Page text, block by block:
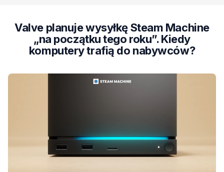
Valve planuje wysyłkę Steam Machine
„na początku tego roku”. Kiedy
komputery trafią do nabywców?